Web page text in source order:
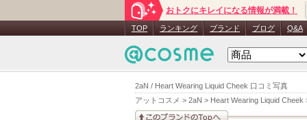
2aN / Heart Wearing Liquid Cheek 口コミ写真
アットコスメ > 2aN > Heart Wearing Liquid Cheek
おトクにキレイになる情報が満載！
TOP ランキング ブランド ブログ Q&A